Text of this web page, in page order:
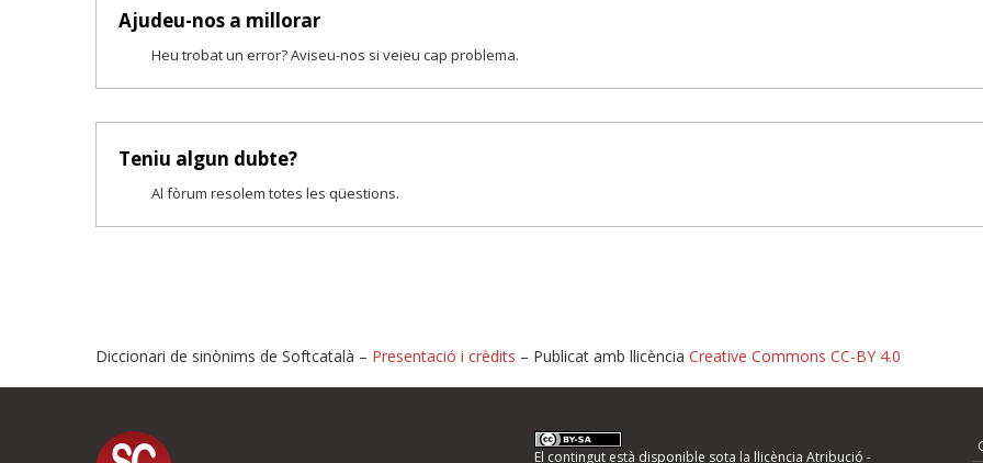
Ajudeu-nos a millorar
Heu trobat un error? Aviseu-nos si veieu cap problema.
Teniu algun dubte?
Al fòrum resolem totes les qüestions.
Proposeu-nos millores o informeu d'errors
Diccionari de sinònims de Softcatalà – Presentació i crèdits – Publicat amb llicència Creative Commons CC-BY 4.0
El contingut està disponible sota la llicència Atribució -